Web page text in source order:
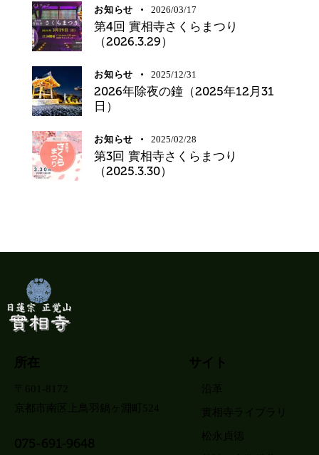
お知らせ 2026/03/17
第4回 實相寺さくらまつり
（2026.3.29）
お知らせ 2025/12/31
2026年除夜の鐘（2025年12月31
日）
お知らせ 2025/02/28
第3回 實相寺さくらまつり
（2025.3.30）
所在
〒601-8172
京都市南区上鳥羽鍋ヶ淵町524
075-691-9648
サイト
沿革
實相寺ライブラリ
松永貞徳